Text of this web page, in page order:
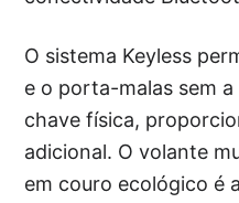
O sistema Keyless
e o porta-malas sem
chave física,
adicional. O volante
em couro ecológico é